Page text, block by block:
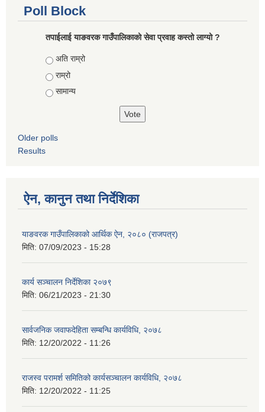
Poll Block
तपाईलाई याङवरक गाउँपालिकाको सेवा प्रवाह कस्तो लाग्यो ?
Choices
अति राम्रो
राम्रो
सामान्य
Older polls
Results
ऐन, कानुन तथा निर्देशिका
याङवरक गाउँपालिकाको आर्थिक ऐन, २०८० (राजपत्र)
मिति: 07/09/2023 - 15:28
कार्य सञ्चालन निर्देशिका २०७९
मिति: 06/21/2023 - 21:30
सार्वजनिक जवाफदेहिता सम्बन्धि कार्यविधि, २०७८
मिति: 12/20/2022 - 11:26
राजस्व परामर्श समितिको कार्यसञ्चालन कार्यविधि, २०७८
मिति: 12/20/2022 - 11:25